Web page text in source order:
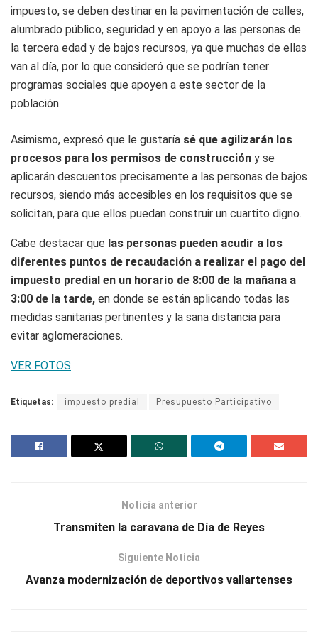
impuesto, se deben destinar en la pavimentación de calles,
alumbrado público, seguridad y en apoyo a las personas de
la tercera edad y de bajos recursos, ya que muchas de ellas
van al día, por lo que consideró que se podrían tener
programas sociales que apoyen a este sector de la
población.
Asimismo, expresó que le gustaría sé que agilizarán los
procesos para los permisos de construcción y se
aplicarán descuentos precisamente a las personas de bajos
recursos, siendo más accesibles en los requisitos que se
solicitan, para que ellos puedan construir un cuartito digno.
Cabe destacar que las personas pueden acudir a los
diferentes puntos de recaudación a realizar el pago del
impuesto predial en un horario de 8:00 de la mañana a
3:00 de la tarde, en donde se están aplicando todas las
medidas sanitarias pertinentes y la sana distancia para
evitar aglomeraciones.
VER FOTOS
Etiquetas: impuesto predial Presupuesto Participativo
Noticia anterior
Transmiten la caravana de Día de Reyes
Siguiente Noticia
Avanza modernización de deportivos vallartenses